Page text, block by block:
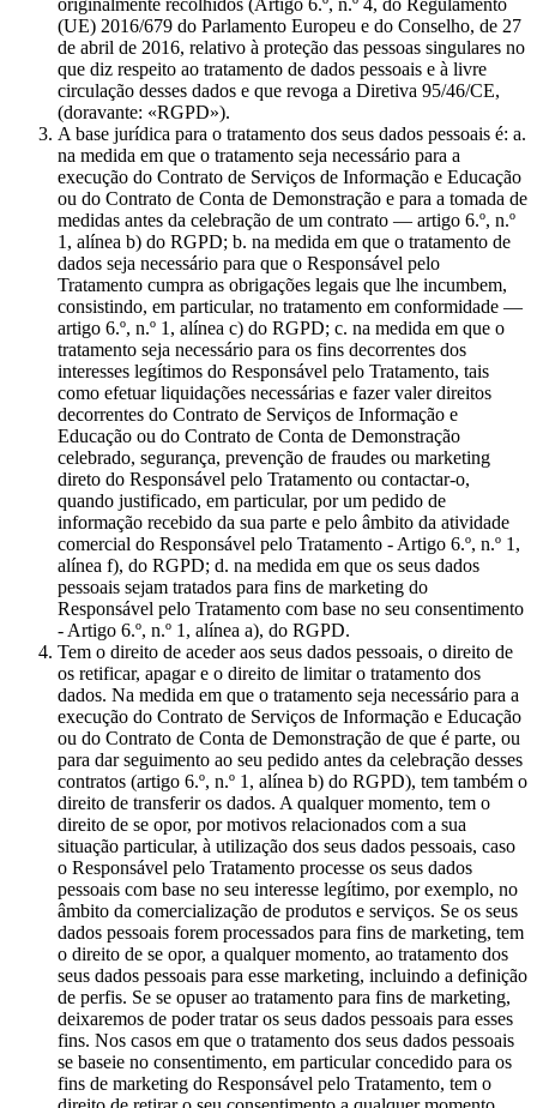
originalmente recolhidos (Artigo 6.º, n.º 4, do Regulamento
(UE) 2016/679 do Parlamento Europeu e do Conselho, de 27
de abril de 2016, relativo à proteção das pessoas singulares no
que diz respeito ao tratamento de dados pessoais e à livre
circulação desses dados e que revoga a Diretiva 95/46/CE,
(doravante: «RGPD»).
A base jurídica para o tratamento dos seus dados pessoais é: a.
na medida em que o tratamento seja necessário para a
execução do Contrato de Serviços de Informação e Educação
ou do Contrato de Conta de Demonstração e para a tomada de
medidas antes da celebração de um contrato — artigo 6.º, n.º
1, alínea b) do RGPD; b. na medida em que o tratamento de
dados seja necessário para que o Responsável pelo
Tratamento cumpra as obrigações legais que lhe incumbem,
consistindo, em particular, no tratamento em conformidade —
artigo 6.º, n.º 1, alínea c) do RGPD; c. na medida em que o
tratamento seja necessário para os fins decorrentes dos
interesses legítimos do Responsável pelo Tratamento, tais
como efetuar liquidações necessárias e fazer valer direitos
decorrentes do Contrato de Serviços de Informação e
Educação ou do Contrato de Conta de Demonstração
celebrado, segurança, prevenção de fraudes ou marketing
direto do Responsável pelo Tratamento ou contactar-o,
quando justificado, em particular, por um pedido de
informação recebido da sua parte e pelo âmbito da atividade
comercial do Responsável pelo Tratamento - Artigo 6.º, n.º 1,
alínea f), do RGPD; d. na medida em que os seus dados
pessoais sejam tratados para fins de marketing do
Responsável pelo Tratamento com base no seu consentimento
- Artigo 6.º, n.º 1, alínea a), do RGPD.
Tem o direito de aceder aos seus dados pessoais, o direito de
os retificar, apagar e o direito de limitar o tratamento dos
dados. Na medida em que o tratamento seja necessário para a
execução do Contrato de Serviços de Informação e Educação
ou do Contrato de Conta de Demonstração de que é parte, ou
para dar seguimento ao seu pedido antes da celebração desses
contratos (artigo 6.º, n.º 1, alínea b) do RGPD), tem também o
direito de transferir os dados. A qualquer momento, tem o
direito de se opor, por motivos relacionados com a sua
situação particular, à utilização dos seus dados pessoais, caso
o Responsável pelo Tratamento processe os seus dados
pessoais com base no seu interesse legítimo, por exemplo, no
âmbito da comercialização de produtos e serviços. Se os seus
dados pessoais forem processados para fins de marketing, tem
o direito de se opor, a qualquer momento, ao tratamento dos
seus dados pessoais para esse marketing, incluindo a definição
de perfis. Se se opuser ao tratamento para fins de marketing,
deixaremos de poder tratar os seus dados pessoais para esses
fins. Nos casos em que o tratamento dos seus dados pessoais
se baseie no consentimento, em particular concedido para os
fins de marketing do Responsável pelo Tratamento, tem o